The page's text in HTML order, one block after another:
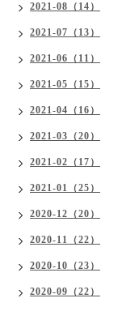
2021-08（14）
2021-07（13）
2021-06（11）
2021-05（15）
2021-04（16）
2021-03（20）
2021-02（17）
2021-01（25）
2020-12（20）
2020-11（22）
2020-10（23）
2020-09（22）